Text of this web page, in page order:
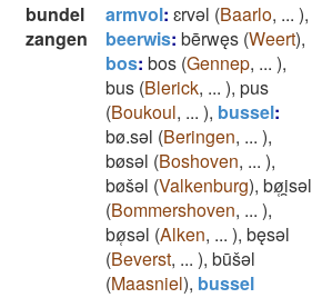
bundel
zangen
armvol: ɛrvǝl (Baarlo, ... ),
beerwis: bērwęs (Weert),
bos: bos (Gennep, ... ),
bus (Blerick, ... ), pus
(Boukoul, ... ), bussel:
bø.sǝl (Beringen, ... ),
bøsǝl (Boshoven, ... ),
bøšǝl (Valkenburg), bø̜i̯sǝl
(Bommershoven, ... ),
bø̜sǝl (Alken, ... ), bęsǝl
(Beverst, ... ), būšǝl
(Maasniel), bussel